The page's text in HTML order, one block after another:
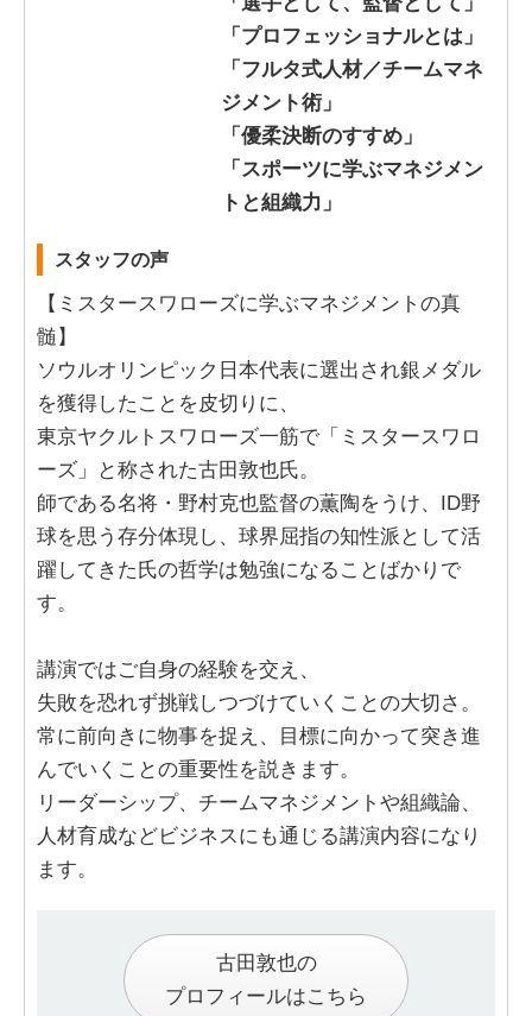
「プロフェッショナルとは」
「フルタ式人材／チームマネ
ジメント術」
「優柔決断のすすめ」
「スポーツに学ぶマネジメン
トと組織力」
スタッフの声
【ミスタースワローズに学ぶマネジメントの真
髄】
ソウルオリンピック日本代表に選出され銀メダル
を獲得したことを皮切りに、
東京ヤクルトスワローズ一筋で「ミスタースワロ
ーズ」と称された古田敦也氏。
師である名将・野村克也監督の薫陶をうけ、ID野
球を思う存分体現し、球界屈指の知性派として活
躍してきた氏の哲学は勉強になることばかりで
す。
講演ではご自身の経験を交え、
失敗を恐れず挑戦しつづけていくことの大切さ。
常に前向きに物事を捉え、目標に向かって突き進
んでいくことの重要性を説きます。
リーダーシップ、チームマネジメントや組織論、
人材育成などビジネスにも通じる講演内容になり
ます。
古田敦也の
プロフィールはこちら